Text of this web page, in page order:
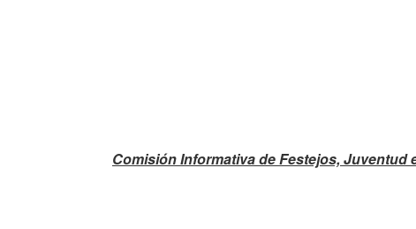
Comisión Informativa de Festejos, Juventud